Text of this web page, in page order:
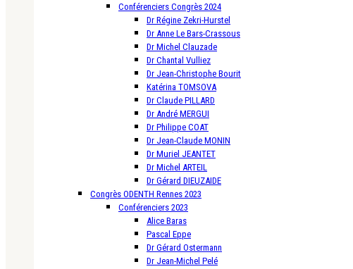
Conférenciers Congrès 2024
Dr Régine Zekri-Hurstel
Dr Anne Le Bars-Crassous
Dr Michel Clauzade
Dr Chantal Vulliez
Dr Jean-Christophe Bourit
Katérina TOMSOVA
Dr Claude PILLARD
Dr André MERGUI
Dr Philippe COAT
Dr Jean-Claude MONIN
Dr Muriel JEANTET
Dr Michel ARTEIL
Dr Gérard DIEUZAIDE
Congrès ODENTH Rennes 2023
Conférenciers 2023
Alice Baras
Pascal Eppe
Dr Gérard Ostermann
Dr Jean-Michel Pelé